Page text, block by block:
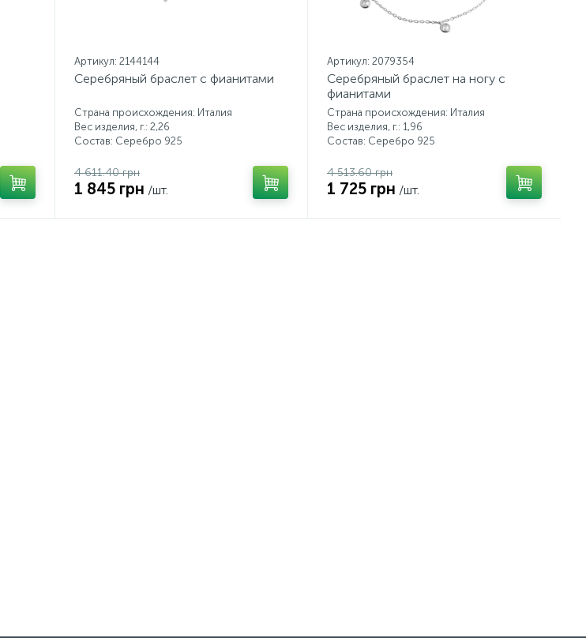
Артикул: 2144144
Серебряный браслет с фианитами
Страна происхождения: Италия
Вес изделия, г.: 2,26
Состав: Серебро 925
4 611.40 грн
1 845 грн /шт.
Артикул: 2079354
Серебряный браслет на ногу с
фианитами
Страна происхождения: Италия
Вес изделия, г.: 1,96
Состав: Серебро 925
4 513.60 грн
1 725 грн /шт.